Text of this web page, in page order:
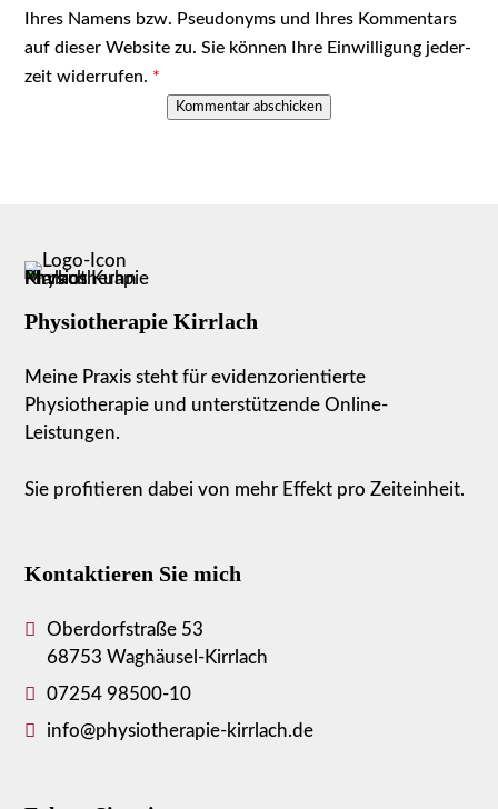
Ihres Namens bzw. Pseud­onyms und Ihres Kom­men­tars
auf die­ser Web­site zu. Sie kön­nen Ihre Ein­wil­li­gung jeder­
zeit wider­ru­fen. *
Kommentar abschicken
Physiotherapie Kirrlach
Meine Praxis steht für evidenzorientierte
Physiotherapie und unterstützende Online-
Leistungen.
Sie profitieren dabei von mehr Effekt pro Zeiteinheit.
Kontaktieren Sie mich
Oberdorfstraße 53
68753 Waghäusel-Kirrlach
07254 98500-10
info@physiotherapie-kirrlach.de